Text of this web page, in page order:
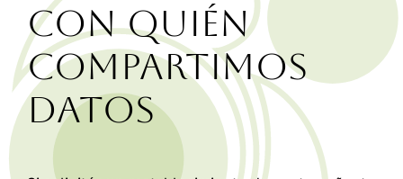
Con quién
compartimos
datos